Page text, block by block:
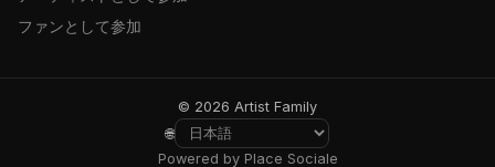
ファンとして参加
© 2026 Artist Family
🌐
Powered by Place Sociale